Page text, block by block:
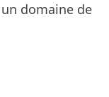
domaine de